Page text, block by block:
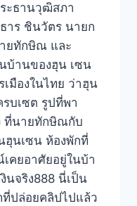
ะธานวุฒิสภา
าร ชินวัตร นายก
ยทักษิณ และ
บ้านของฮุน เซน
มืองในไทย ว่าฮุน
บเซต รูปที่พา
ที่นายทักษิณกับ
ฮุนเซน ห้องพักที่
คยอาศัยอยู่ในบ้า
นจริง888 นี่เป็น
ปล่อยคลิปไปแล้ว